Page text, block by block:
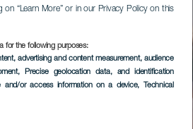
on “Learn More” or in our Privacy Policy on this
for the following purposes:
advertising and content measurement, audience
, Precise geolocation data, and identification
and/or access information on a device, Technical